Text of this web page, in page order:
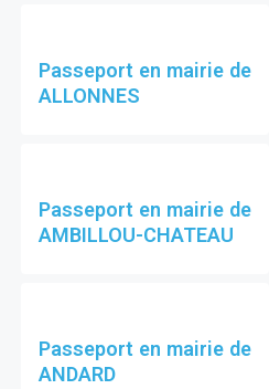
Passeport en mairie de
ALLONNES
Passeport en mairie de
AMBILLOU-CHATEAU
Passeport en mairie de
ANDARD